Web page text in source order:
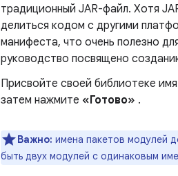
традиционный JAR-файл. Хотя
делиться кодом с другими
манифеста, что очень полезно
руководство посвящено
Присвойте своей библиотеке
затем нажмите «Готово» .
Важно: имена пакетов модулей
быть двух модулей с одинаковым